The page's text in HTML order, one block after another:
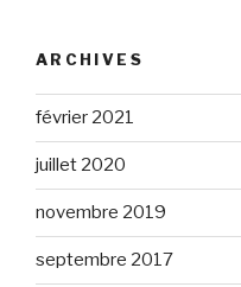
ARCHIVES
février 2021
juillet 2020
novembre 2019
septembre 2017